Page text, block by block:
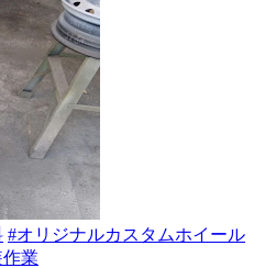
#オリジナルカスタムホイール
業